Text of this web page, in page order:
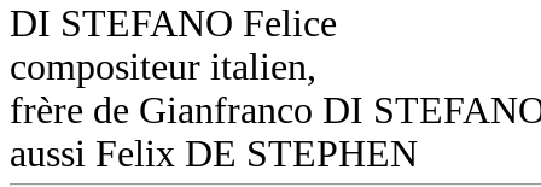
DI STEFANO Felice
compositeur italien,
frère de Gianfranco DI
aussi Felix DE STEPHEN